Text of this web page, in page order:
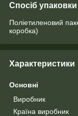
Спосіб упаковки
Поліетиленовий
коробка)
Характеристики
Основні
Виробник
Країна виробник